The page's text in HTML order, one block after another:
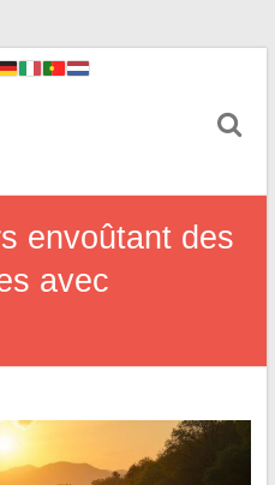
envoûtant des
avec